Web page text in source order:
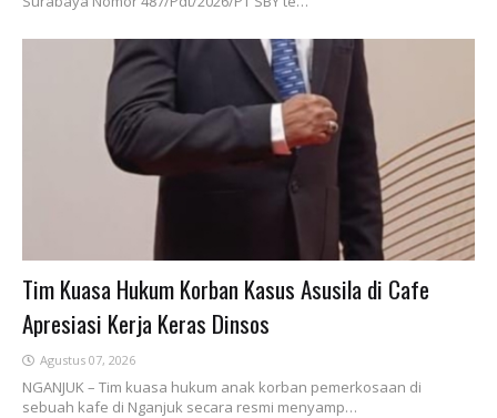
Tim Kuasa Hukum Korban Kasus Asusila di Cafe
Apresiasi Kerja Keras Dinsos
Agustus 07, 2026
NGANJUK – Tim kuasa hukum anak korban pemerkosaan di
sebuah kafe di Nganjuk secara resmi menyamp…